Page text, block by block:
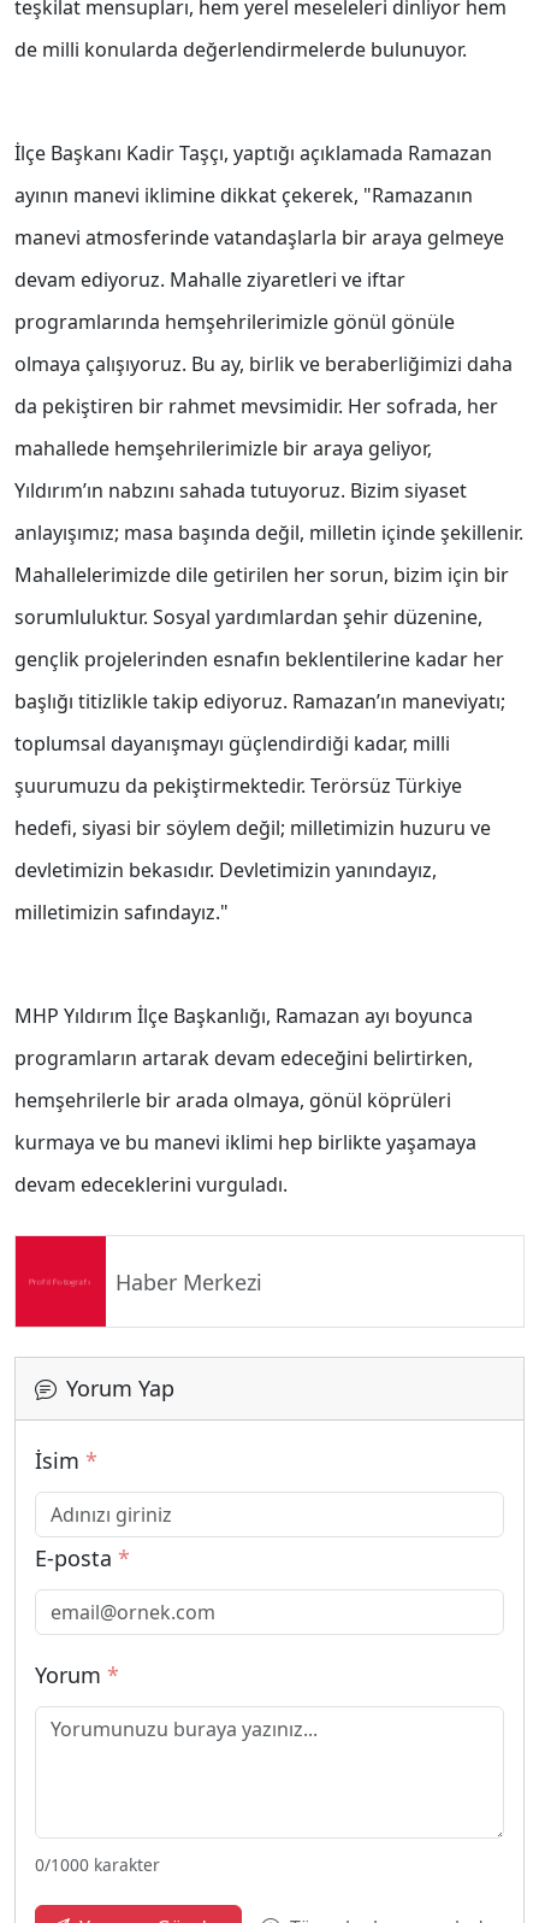
teşkilat mensupları, hem yerel meseleleri dinliyor hem
de milli konularda değerlendirmelerde bulunuyor.
İlçe Başkanı Kadir Taşçı, yaptığı açıklamada Ramazan
ayının manevi iklimine dikkat çekerek, "Ramazanın
manevi atmosferinde vatandaşlarla bir araya gelmeye
devam ediyoruz. Mahalle ziyaretleri ve iftar
programlarında hemşehrilerimizle gönül gönüle
olmaya çalışıyoruz. Bu ay, birlik ve beraberliğimizi daha
da pekiştiren bir rahmet mevsimidir. Her sofrada, her
mahallede hemşehrilerimizle bir araya geliyor,
Yıldırım’ın nabzını sahada tutuyoruz. Bizim siyaset
anlayışımız; masa başında değil, milletin içinde şekillenir.
Mahallelerimizde dile getirilen her sorun, bizim için bir
sorumluluktur. Sosyal yardımlardan şehir düzenine,
gençlik projelerinden esnafın beklentilerine kadar her
başlığı titizlikle takip ediyoruz. Ramazan’ın maneviyatı;
toplumsal dayanışmayı güçlendirdiği kadar, milli
şuurumuzu da pekiştirmektedir. Terörsüz Türkiye
hedefi, siyasi bir söylem değil; milletimizin huzuru ve
devletimizin bekasıdır. Devletimizin yanındayız,
milletimizin safındayız."
MHP Yıldırım İlçe Başkanlığı, Ramazan ayı boyunca
programların artarak devam edeceğini belirtirken,
hemşehrilerle bir arada olmaya, gönül köprüleri
kurmaya ve bu manevi iklimi hep birlikte yaşamaya
devam edeceklerini vurguladı.
Haber Merkezi
Yorum Yap
İsim *
E-posta *
Yorum *
0/1000 karakter